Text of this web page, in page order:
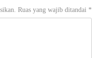
Ruas yang wajib ditandai *